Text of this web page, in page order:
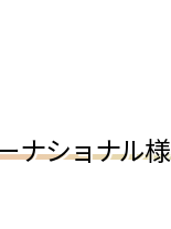
ナショナル